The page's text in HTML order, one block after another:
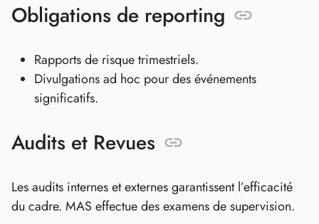
Obligations de reporting
Rapports de risque trimestriels.
Divulgations ad hoc pour des événements
significatifs.
Audits et Revues
Les audits internes et externes garantissent l’efficacité
du cadre. MAS effectue des examens de supervision.